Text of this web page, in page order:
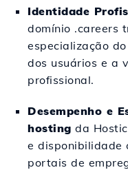
Identidade
domínio .careers
especialização
dos usuários e a
profissional.
Desempenho e
hosting da
e disponibilidade
portais de